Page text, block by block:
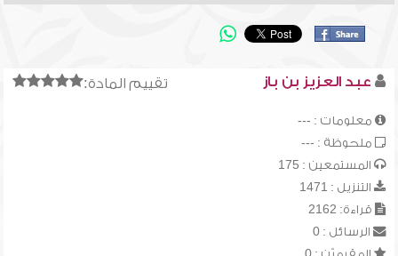
تقييم المادة: عبد العزيز بن باز
معلومات : ---
ملحوظة : ---
المستمعين : 175
التنزيل : 1471
قراءة: 2162
الرسائل : 0